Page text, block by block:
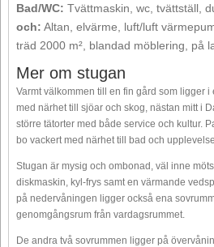
Bad/WC: Tvättmaskin, wc, tvättställ,
och: Altan, elvärme, luft/luft
träd 2000 m², blandad möblering, på
Mer om stugan
Varmt välkommen till en fin gård som ligger i
med närhet till sjöar och skog, nästan mitt i
större tätorter med både service och kultur.
bo vackert med närhet till bad och
Stugan är mysig och ombonad, väl inne
diskmaskin, kyl-frys samt en värmande
på nedervåningen ligger också ena
genomgångsrum från vardagsrummet.
De andra två sovrummen ligger på